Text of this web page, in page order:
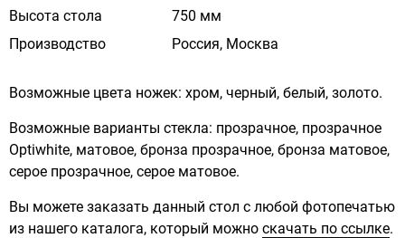
Высота стола
750 мм
Производство
Россия, Москва
Возможные цвета ножек: хром, черный, белый, золото.
Возможные варианты стекла: прозрачное, прозрачное
Optiwhite, матовое, бронза прозрачное, бронза матовое,
серое прозрачное, серое матовое.
Вы можете заказать данный стол с любой фотопечатью
из нашего каталога, который можно скачать по ссылке.